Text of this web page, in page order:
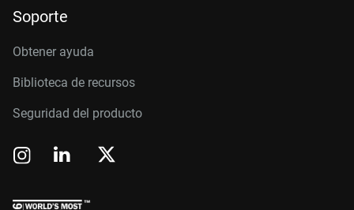
Soporte
Obtener ayuda
Biblioteca de recursos
Seguridad del producto